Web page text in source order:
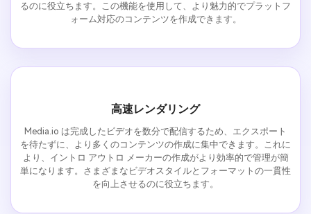
るのに役立ちます。この機能を使用して、より魅力的でプラットフ
ォーム対応のコンテンツを作成できます。
高速レンダリング
Media.io は完成したビデオを数分で配信するため、エクスポート
を待たずに、より多くのコンテンツの作成に集中できます。これに
より、イントロ アウトロ メーカーの作成がより効率的で管理が簡
単になります。さまざまなビデオスタイルとフォーマットの一貫性
を向上させるのに役立ちます。